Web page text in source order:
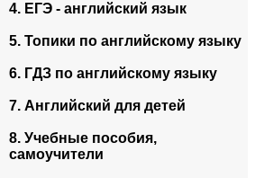
4. ЕГЭ - английский язык
5. Топики по английскому языку
6. ГДЗ по английскому языку
7. Английский для детей
8. Учебные пособия,
самоучители